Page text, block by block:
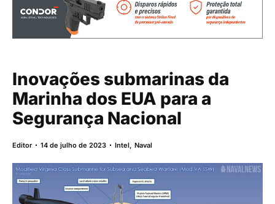
Inovações submarinas da
Marinha dos EUA para a
Segurança Nacional
Editor 14 de julho de 2023 Intel,Naval